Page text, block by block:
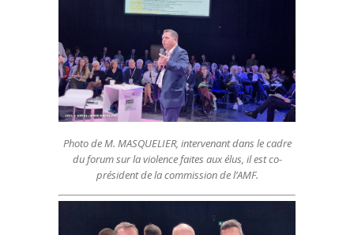
Photo de M. MASQUELIER, intervenant dans le cadre
du forum sur la violence faites aux élus, il est co-
président de la commission de l’AMF.